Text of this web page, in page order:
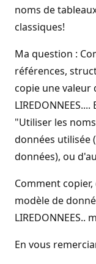
noms de
classiques!
Ma question :
références,
copie une valeur
"Utiliser les
données utilisée
données), ou
Comment
modèle de
LIREDONNEES..
En vous